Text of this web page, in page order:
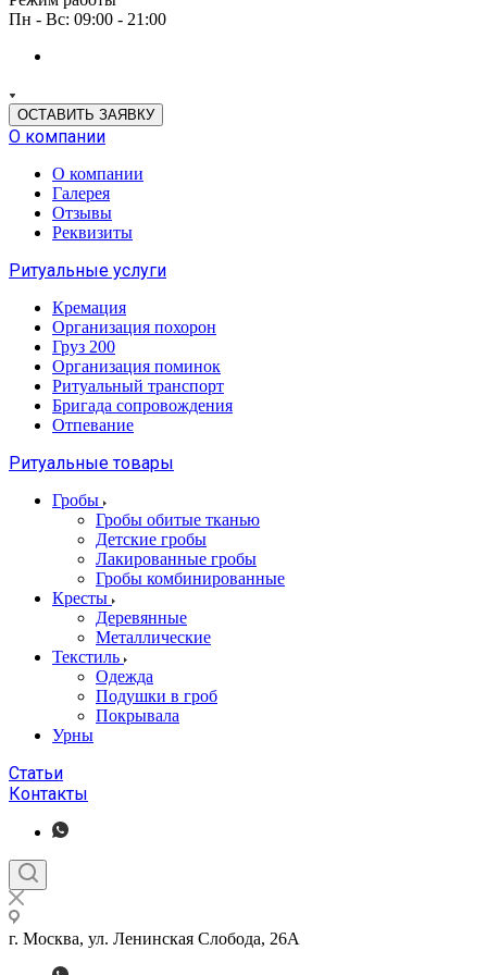
Пн - Вс: 09:00 - 21:00
ОСТАВИТЬ ЗАЯВКУ
О компании
О компании
Галерея
Отзывы
Реквизиты
Ритуальные услуги
Кремация
Организация похорон
Груз 200
Организация поминок
Ритуальный транспорт
Бригада сопровождения
Отпевание
Ритуальные товары
Гробы
Гробы обитые тканью
Детские гробы
Лакированные гробы
Гробы комбинированные
Кресты
Деревянные
Металлические
Текстиль
Одежда
Подушки в гроб
Покрывала
Урны
Статьи
Контакты
г. Москва, ул. Ленинская Слобода, 26А